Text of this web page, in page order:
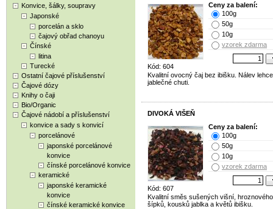
Konvice, šálky, soupravy
Japonské
porcelán a sklo
čajový obřad chanoyu
Čínské
litina
Turecké
Ostatní čajové příslušenství
Čajové dózy
Knihy o čaji
Bio/Organic
Čajové nádobí a příslušenství
konvice a sady s konvicí
porcelánové
japonské porcelánové
konvice
čínské porcelánové konvice
keramické
japonské keramické
konvice
čínské keramické konvice
Kód: 604
Ceny za balení:
100g
50g
10g
vzorek zdarma
Kvalitní ovocný čaj bez ibišku. Nálev
jablečné chuti.
DIVOKÁ VIŠEŇ
Kód: 607
Ceny za balení:
100g
50g
10g
vzorek zdarma
Kvalitní směs sušených višní,
šípků, kousků jablka a květů ibišku.